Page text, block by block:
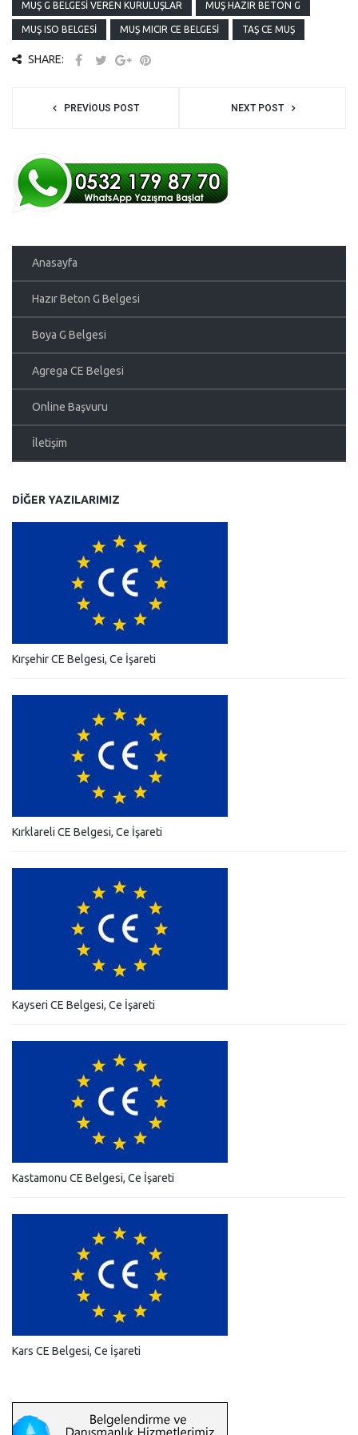
MUŞ G BELGESI VEREN KURULUŞLAR MUŞ HAZIR BETON G
MUŞ ISO BELGESI MUŞ MICIR CE BELGESI TAŞ CE MUŞ
SHARE:
PREVIOUS POST NEXT POST
Anasayfa
Hazır Beton G Belgesi
Boya G Belgesi
Agrega CE Belgesi
Online Başvuru
İletişim
DIĞER YAZILARIMIZ
Kırşehir CE Belgesi, Ce İşareti
Kırklareli CE Belgesi, Ce İşareti
Kayseri CE Belgesi, Ce İşareti
Kastamonu CE Belgesi, Ce İşareti
Kars CE Belgesi, Ce İşareti